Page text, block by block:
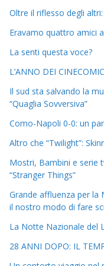
Oltre il riflesso degli
Eravamo quattro amici
La senti questa voce?
L’ANNO DEI
Il sud sta salvando la
“Quaglia Sovversiva”
Como-Napoli 0-0: un
Altro che “Twilight”:
Mostri, Bambini e serie
“Stranger Things”
Grande affluenza per la
il nostro modo di fare
La Notte Nazionale del
28 ANNI DOPO: IL